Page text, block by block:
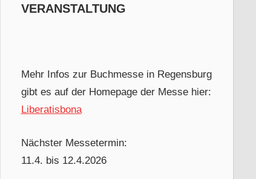
VERANSTALTUNG
Mehr Infos zur Buchmesse in Regensburg
gibt es auf der Homepage der Messe hier:
Liberatisbona
Nächster Messetermin:
11.4. bis 12.4.2026